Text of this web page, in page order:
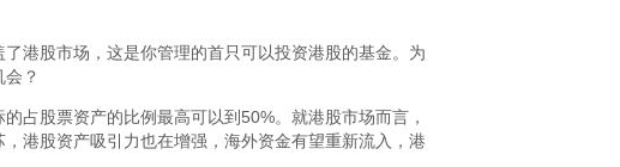
港股市场，这是你管理的首只可以投资港股的基金。为
？
占股票资产的比例最高可以到50%。就港股市场而言，
港股资产吸引力也在增强，海外资金有望重新流入，港